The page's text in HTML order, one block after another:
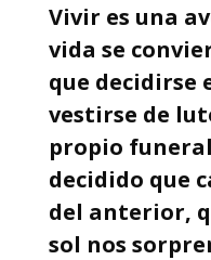
Vivir es una
vida se
que decidirse
vestirse de
propio
decidido que
del anterior,
sol nos